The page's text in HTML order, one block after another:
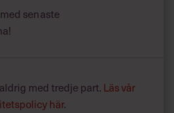
med senaste
med tredje part. Läs vår
här.